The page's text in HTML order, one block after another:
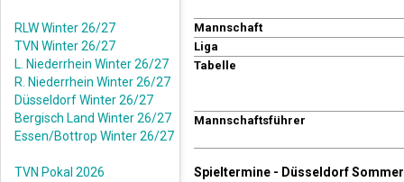
RLW Winter 26/27
TVN Winter 26/27
L. Niederrhein Winter 26/27
R. Niederrhein Winter 26/27
Düsseldorf Winter 26/27
Bergisch Land Winter 26/27
Essen/Bottrop Winter 26/27
TVN Pokal 2026
Mannschaft
Liga
Tabelle
Mannschaftsführer
Spieltermine - Düsseldorf